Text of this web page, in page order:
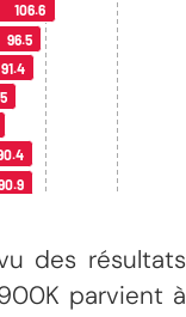
des résultats
parvient à